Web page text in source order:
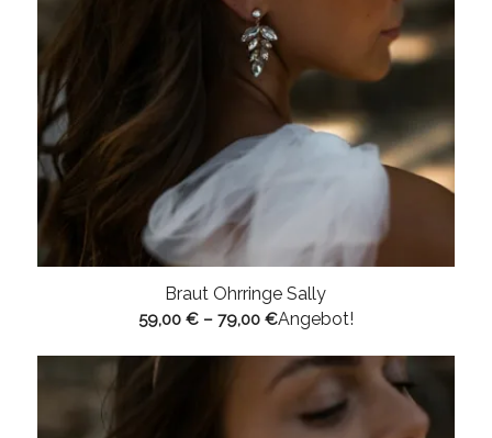
Braut Ohrringe Sally
59,00 €– 79,00 €Angebot!